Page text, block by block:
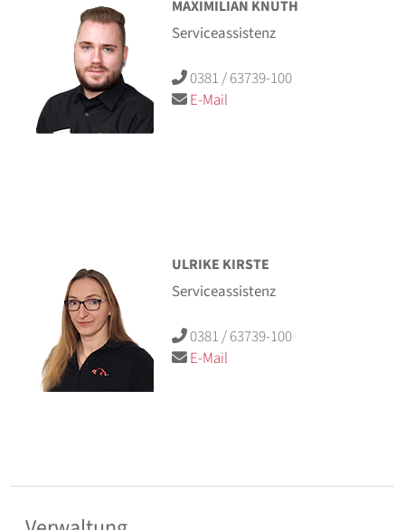
MAXIMILIAN KNUTH
Serviceassistenz
0381 / 63739-100
E-Mail
ULRIKE KIRSTE
Serviceassistenz
0381 / 63739-100
E-Mail